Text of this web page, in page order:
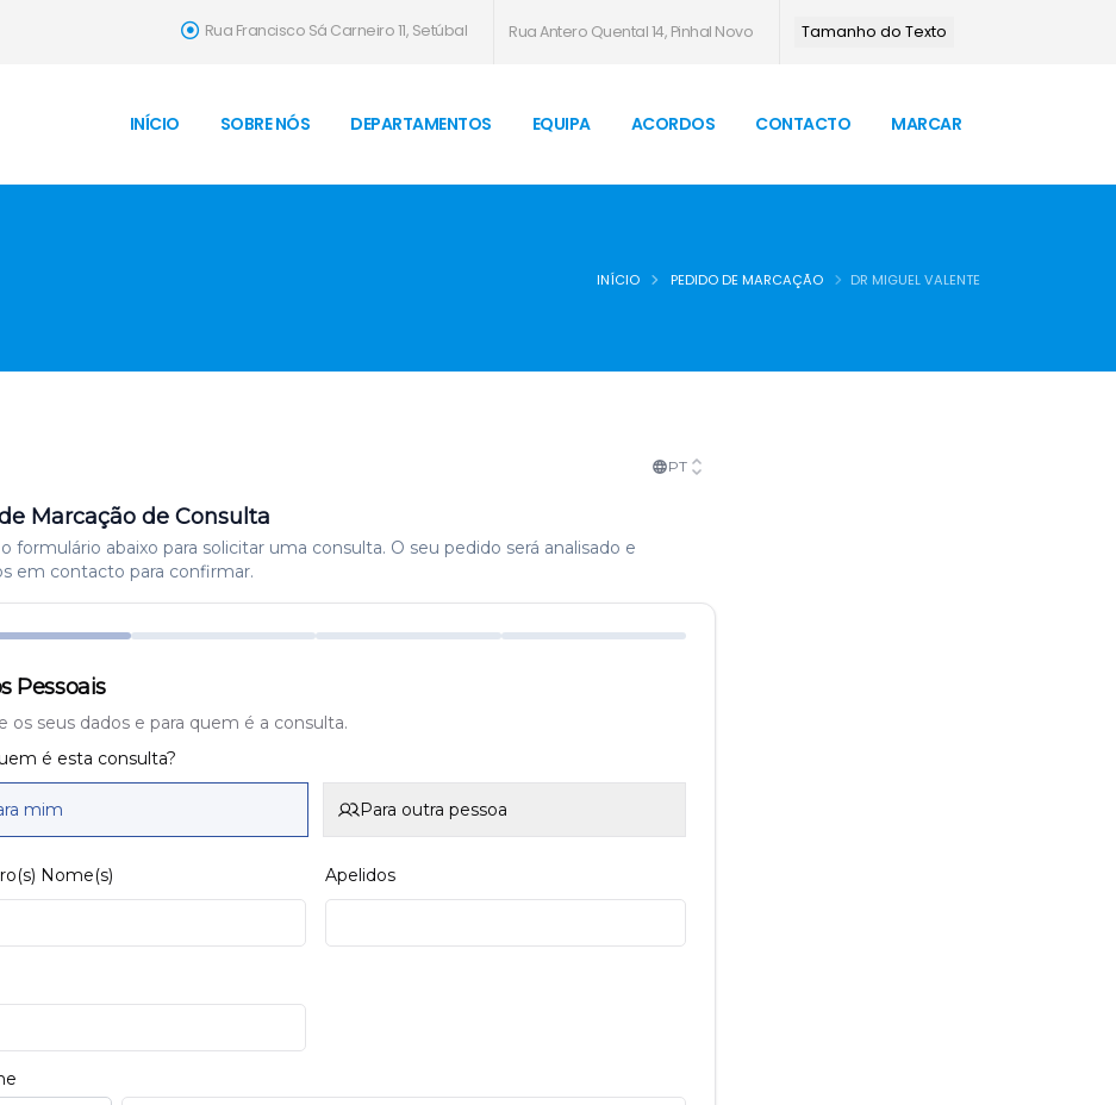
Rua Francisco Sá Carneiro 11, Setúbal Rua Antero Quental 14, Pinhal Novo Tamanho do Texto
INÍCIO SOBRE NÓS DEPARTAMENTOS EQUIPA ACORDOS CONTACTO MARCAR
INÍCIO PEDIDO DE MARCAÇÃO DR MIGUEL VALENTE